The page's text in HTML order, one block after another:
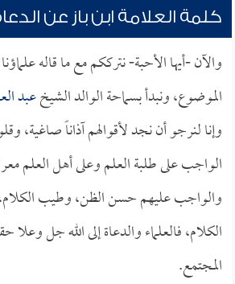
كلمة العلامة ابن باز عن
والآن -أيها الأحبة- نترككم مع ما قاله
الموضوع، ونبدأ بسماحة الوالد الشيخعبد
وإنا لنرجو أن نجد لأقوالهم آذاناً صاغية،
الواجب على طلبة العلم وعلى أهل العلم
والواجب عليهم حسن الظن، وطيب
الكلام، فالعلماء والدعاة إلى الله جل
المجتمع.